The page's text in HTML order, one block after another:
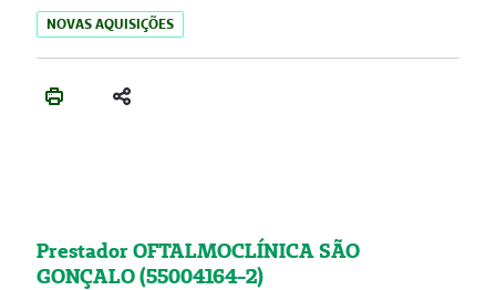
NOVAS AQUISIÇÕES
Prestador OFTALMOCLÍNICA SÃO
GONÇALO (55004164-2)